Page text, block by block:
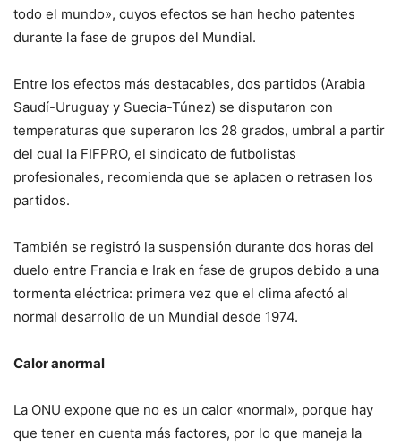
todo el mundo», cuyos efectos se han hecho patentes
durante la fase de grupos del Mundial.
Entre los efectos más destacables, dos partidos (Arabia
Saudí-Uruguay y Suecia-Túnez) se disputaron con
temperaturas que superaron los 28 grados, umbral a partir
del cual la FIFPRO, el sindicato de futbolistas
profesionales, recomienda que se aplacen o retrasen los
partidos.
También se registró la suspensión durante dos horas del
duelo entre Francia e Irak en fase de grupos debido a una
tormenta eléctrica: primera vez que el clima afectó al
normal desarrollo de un Mundial desde 1974.
Calor anormal
La ONU expone que no es un calor «normal», porque hay
que tener en cuenta más factores, por lo que maneja la